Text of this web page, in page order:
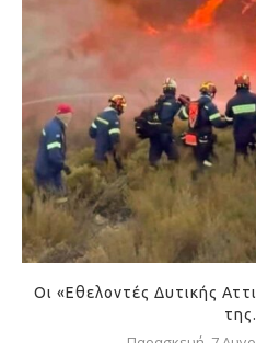
Οι «Εθελοντές Δυτικής